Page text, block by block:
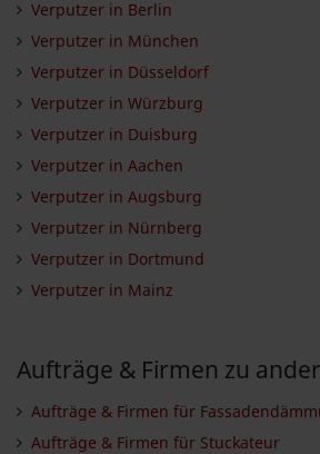
Verputzer in Berlin
Verputzer in München
Verputzer in Düsseldorf
Verputzer in Würzburg
Verputzer in Duisburg
Verputzer in Aachen
Verputzer in Augsburg
Verputzer in Nürnberg
Verputzer in Dortmund
Verputzer in Mainz
Aufträge & Firmen zu
Aufträge & Firmen für
Aufträge & Firmen für Stuckateur